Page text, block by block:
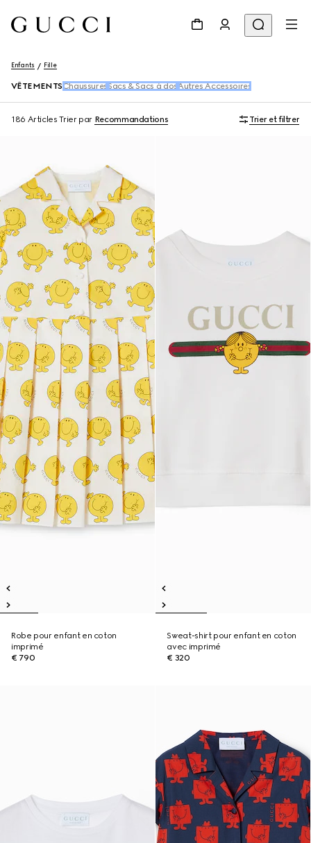
Enfants Fille
VÊTEMENTS Chaussures Sacs & Sacs à dos Autres Accessoires
186 Articles Trier par Recommandations Trier et filtrer
Robe pour enfant en coton
imprimé
€ 790
Sweat-shirt pour enfant en coton
avec imprimé
€ 320